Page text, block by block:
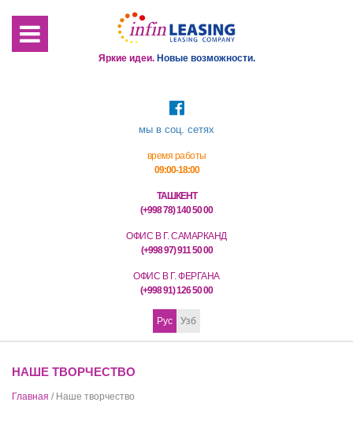
Яркие идеи. Новые возможности.
мы в соц. сетях
время работы
09:00-18:00
ТАШКЕНТ
(+998 78) 140 50 00
ОФИС В Г. САМАРКАНД
(+998 97) 911 50 00
ОФИС В Г. ФЕРГАНА
(+998 91) 126 50 00
Рус Узб
НАШЕ ТВОРЧЕСТВО
Главная / Наше творчество